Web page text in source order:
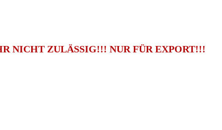
NICHT ZULÄSSIG!!! NUR FÜR EXPORT!!!